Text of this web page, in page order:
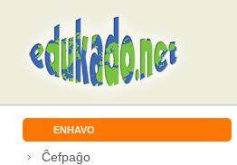
ENHAVO
Ĉefpaĝo